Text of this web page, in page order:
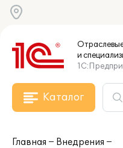
и
Каталог
Главная
Внедрения